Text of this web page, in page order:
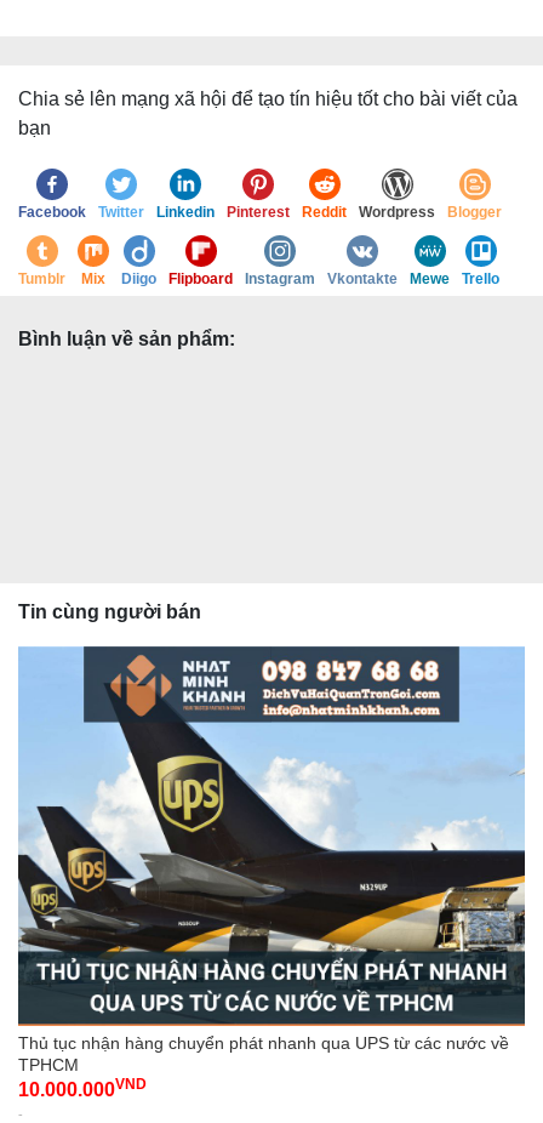
Chia sẻ lên mạng xã hội để tạo tín hiệu tốt cho bài viết của
bạn
Facebook Twitter Linkedin Pinterest Reddit Wordpress Blogger
Tumblr Mix Diigo Flipboard Instagram Vkontakte Mewe Trello
Bình luận về sản phẩm:
Tin cùng người bán
Thủ tục nhận hàng chuyển phát nhanh qua UPS từ các nước về
TPHCM
10.000.000VND
-